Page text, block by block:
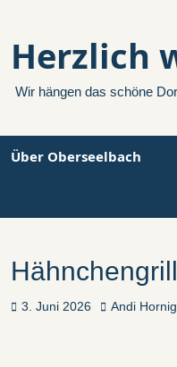
Herzlich
Wir hängen das schöne
Primäres
Zum
Inhalt
Über Oberseelbach
Veröffentlicht
3. Juni 2026 Autor
Andi Hornig